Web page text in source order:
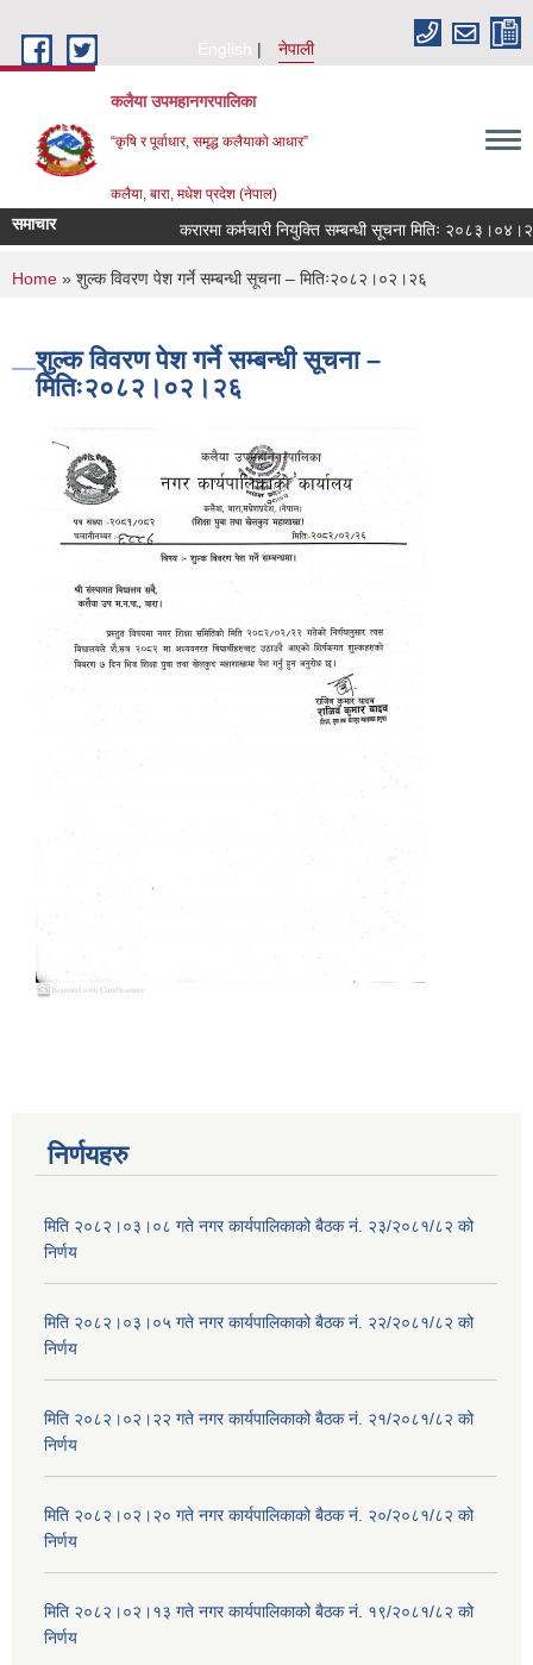
English
नेपाली
कलैया उपमहानगरपालिका
“कृषि र पूर्वाधार, समृद्ध कलैयाको आधार”
कलैया, बारा, मधेश प्रदेश (नेपाल)
समाचार करारमा कर्मचारी नियुक्ति सम्बन्धी सूचना मितिः २०८३।०४।२१
You are here
Home » शुल्क विवरण पेश गर्ने सम्बन्धी सूचना – मितिः२०८२।०२।२६
शुल्क विवरण पेश गर्ने सम्बन्धी सूचना –
मितिः२०८२।०२।२६
निर्णयहरु
मिति २०८२।०३।०८ गते नगर कार्यपालिकाको बैठक नं. २३/२०८१/८२ को
निर्णय
मिति २०८२।०३।०५ गते नगर कार्यपालिकाको बैठक नं. २२/२०८१/८२ को
निर्णय
मिति २०८२।०२।२२ गते नगर कार्यपालिकाको बैठक नं. २१/२०८१/८२ को
निर्णय
मिति २०८२।०२।२० गते नगर कार्यपालिकाको बैठक नं. २०/२०८१/८२ को
निर्णय
मिति २०८२।०२।१३ गते नगर कार्यपालिकाको बैठक नं. १९/२०८१/८२ को
निर्णय